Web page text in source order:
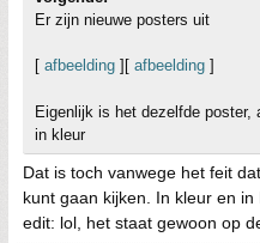
Er zijn nieuwe posters uit
[ afbeelding ][ afbeelding ]
Eigenlijk is het dezelfde poster,
in kleur
Dat is toch vanwege het feit
kunt gaan kijken. In kleur en in
edit: lol, het staat gewoon op